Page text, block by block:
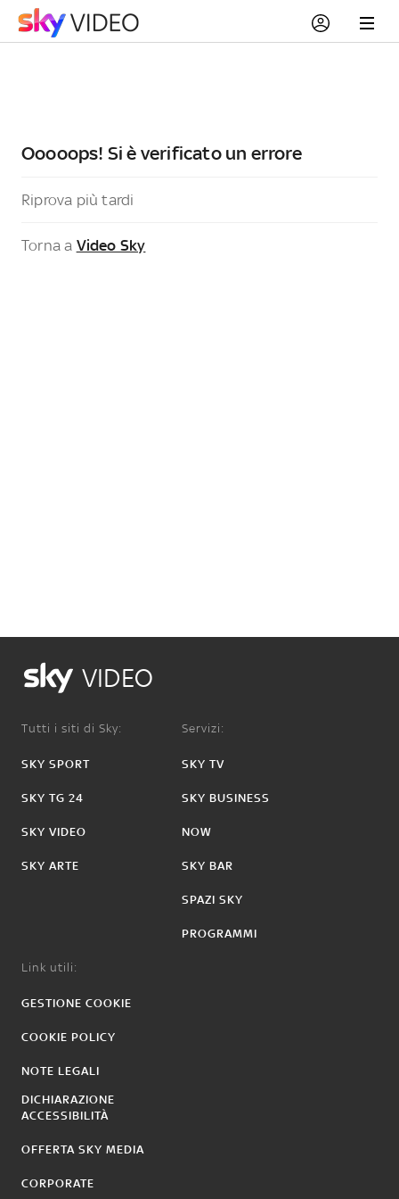
Ooooops! Si è verificato un errore
Riprova più tardi
Torna a Video Sky
VIDEO
Tutti i siti di Sky:
SKY SPORT
SKY TG 24
SKY VIDEO
SKY ARTE
Servizi:
SKY TV
SKY BUSINESS
NOW
SKY BAR
SPAZI SKY
PROGRAMMI
Link utili:
GESTIONE COOKIE
COOKIE POLICY
NOTE LEGALI
DICHIARAZIONE
ACCESSIBILITÀ
OFFERTA SKY MEDIA
CORPORATE